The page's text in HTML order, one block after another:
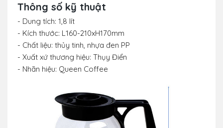
Thông số kỹ thuật
- Dung tích: 1,8 lít
- Kích thước: L160-210xH170mm
- Chất liệu: thủy tinh, nhựa đen PP
- Xuất xứ thương hiệu: Thụy Điển
- Nhãn hiệu: Queen Coffee